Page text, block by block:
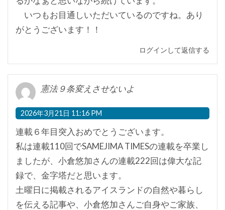
いつもお目通しいただいているのですね。あり
がとうございます！！
ログインして返信する
憲法９条変えさせないよ
2026年3月21日 11:16 PM
連載６年目突入おめでとうございます。
私は連載110回でSAMEJIMA TIMESの連載を卒業し
ましたが、小倉悠加さんの連載222回は偉大な記
録で、金字塔だと思います。
土曜日に掲載されるアイスランドの自然や暮らし
を伝える記事や、小倉悠加さんご自身やご家族、